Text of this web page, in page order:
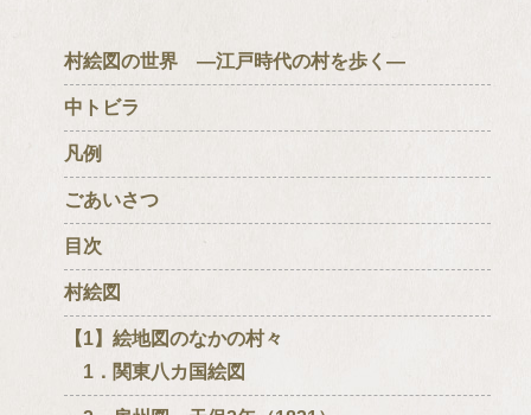
村絵図の世界 ―江戸時代の村を歩く―
中トビラ
凡例
ごあいさつ
目次
村絵図
【1】絵地図のなかの村々
1．関東八カ国絵図